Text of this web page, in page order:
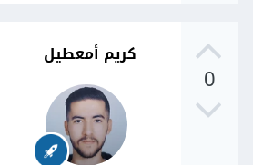
0
كريم أمعطيل